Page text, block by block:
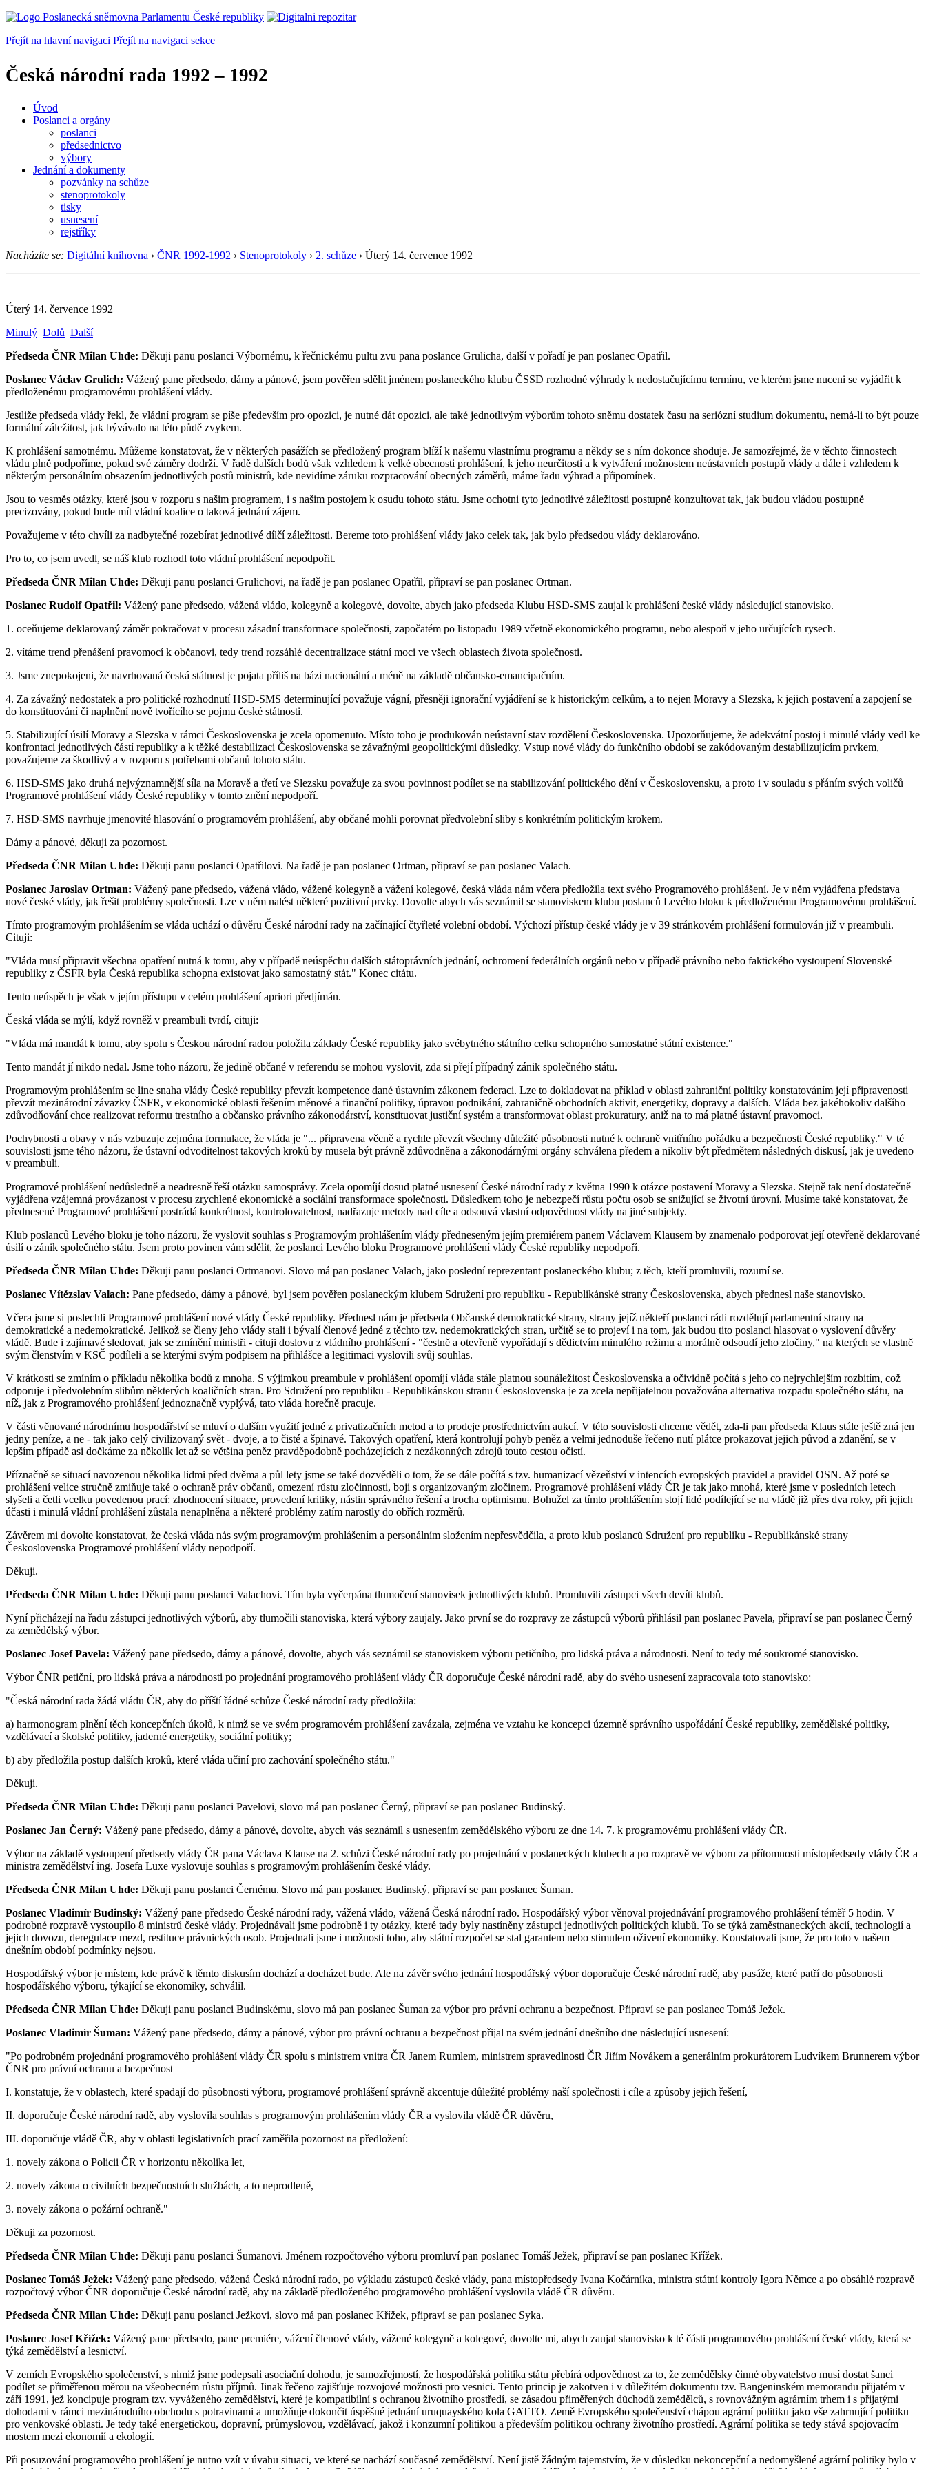
Přejít na hlavní navigaci Přejít na navigaci sekce
Česká národní rada 1992 – 1992
Úvod
Poslanci a orgány
poslanci
předsednictvo
výbory
Jednání a dokumenty
pozvánky na schůze
stenoprotokoly
tisky
usnesení
rejstříky
Nacházíte se: Digitální knihovna › ČNR 1992-1992 › Stenoprotokoly › 2. schůze › Úterý 14. července 1992
Úterý 14. července 1992
Minulý Dolů Další
Předseda ČNR Milan Uhde: Děkuji panu poslanci Výbornému, k řečnickému pultu zvu pana poslance Grulicha, další v pořadí je pan poslanec Opatřil.
Poslanec Václav Grulich: Vážený pane předsedo, dámy a pánové, jsem pověřen sdělit jménem poslaneckého klubu ČSSD rozhodné výhrady k nedostačujícímu termínu, ve kterém jsme nuceni se vyjádřit k
předloženému programovému prohlášení vlády.
Jestliže předseda vlády řekl, že vládní program se píše především pro opozici, je nutné dát opozici, ale také jednotlivým výborům tohoto sněmu dostatek času na seriózní studium dokumentu, nemá-li to být pouze
formální záležitost, jak bývávalo na této půdě zvykem.
K prohlášení samotnému. Můžeme konstatovat, že v některých pasážích se předložený program blíží k našemu vlastnímu programu a někdy se s ním dokonce shoduje. Je samozřejmé, že v těchto činnostech
vládu plně podpoříme, pokud své záměry dodrží. V řadě dalších bodů však vzhledem k velké obecnosti prohlášení, k jeho neurčitosti a k vytváření možnostem neústavních postupů vlády a dále i vzhledem k
některým personálním obsazením jednotlivých postů ministrů, kde nevidíme záruku rozpracování obecných záměrů, máme řadu výhrad a připomínek.
Jsou to vesměs otázky, které jsou v rozporu s našim programem, i s našim postojem k osudu tohoto státu. Jsme ochotni tyto jednotlivé záležitosti postupně konzultovat tak, jak budou vládou postupně
precizovány, pokud bude mít vládní koalice o taková jednání zájem.
Považujeme v této chvíli za nadbytečné rozebírat jednotlivé dílčí záležitosti. Bereme toto prohlášení vlády jako celek tak, jak bylo předsedou vlády deklarováno.
Pro to, co jsem uvedl, se náš klub rozhodl toto vládní prohlášení nepodpořit.
Předseda ČNR Milan Uhde: Děkuji panu poslanci Grulichovi, na řadě je pan poslanec Opatřil, připraví se pan poslanec Ortman.
Poslanec Rudolf Opatřil: Vážený pane předsedo, vážená vládo, kolegyně a kolegové, dovolte, abych jako předseda Klubu HSD-SMS zaujal k prohlášení české vlády následující stanovisko.
1. oceňujeme deklarovaný záměr pokračovat v procesu zásadní transformace společnosti, započatém po listopadu 1989 včetně ekonomického programu, nebo alespoň v jeho určujících rysech.
2. vítáme trend přenášení pravomocí k občanovi, tedy trend rozsáhlé decentralizace státní moci ve všech oblastech života společnosti.
3. Jsme znepokojeni, že navrhovaná česká státnost je pojata příliš na bázi nacionální a méně na základě občansko-emancipačním.
4. Za závažný nedostatek a pro politické rozhodnutí HSD-SMS determinující považuje vágní, přesněji ignorační vyjádření se k historickým celkům, a to nejen Moravy a Slezska, k jejich postavení a zapojení se
do konstituování či naplnění nově tvořícího se pojmu české státnosti.
5. Stabilizující úsilí Moravy a Slezska v rámci Československa je zcela opomenuto. Místo toho je produkován neústavní stav rozdělení Československa. Upozorňujeme, že adekvátní postoj i minulé vlády vedl ke
konfrontaci jednotlivých částí republiky a k těžké destabilizaci Československa se závažnými geopolitickými důsledky. Vstup nové vlády do funkčního období se zakódovaným destabilizujícím prvkem,
považujeme za škodlivý a v rozporu s potřebami občanů tohoto státu.
6. HSD-SMS jako druhá nejvýznamnější síla na Moravě a třetí ve Slezsku považuje za svou povinnost podílet se na stabilizování politického dění v Československu, a proto i v souladu s přáním svých voličů
Programové prohlášení vlády České republiky v tomto znění nepodpoří.
7. HSD-SMS navrhuje jmenovité hlasování o programovém prohlášení, aby občané mohli porovnat předvolební sliby s konkrétním politickým krokem.
Dámy a pánové, děkuji za pozornost.
Předseda ČNR Milan Uhde: Děkuji panu poslanci Opatřilovi. Na řadě je pan poslanec Ortman, připraví se pan poslanec Valach.
Poslanec Jaroslav Ortman: Vážený pane předsedo, vážená vládo, vážené kolegyně a vážení kolegové, česká vláda nám včera předložila text svého Programového prohlášení. Je v něm vyjádřena představa
nové české vlády, jak řešit problémy společnosti. Lze v něm nalést některé pozitivní prvky. Dovolte abych vás seznámil se stanoviskem klubu poslanců Levého bloku k předloženému Programovému prohlášení.
Tímto programovým prohlášením se vláda uchází o důvěru České národní rady na začínající čtyřleté volební období. Výchozí přístup české vlády je v 39 stránkovém prohlášení formulován již v preambuli.
Cituji:
"Vláda musí připravit všechna opatření nutná k tomu, aby v případě neúspěchu dalších státoprávních jednání, ochromení federálních orgánů nebo v případě právního nebo faktického vystoupení Slovenské
republiky z ČSFR byla Česká republika schopna existovat jako samostatný stát." Konec citátu.
Tento neúspěch je však v jejím přístupu v celém prohlášení apriori předjímán.
Česká vláda se mýlí, když rovněž v preambuli tvrdí, cituji:
"Vláda má mandát k tomu, aby spolu s Českou národní radou položila základy České republiky jako svébytného státního celku schopného samostatné státní existence."
Tento mandát jí nikdo nedal. Jsme toho názoru, že jedině občané v referendu se mohou vyslovit, zda si přejí případný zánik společného státu.
Programovým prohlášením se line snaha vlády České republiky převzít kompetence dané ústavním zákonem federaci. Lze to dokladovat na příklad v oblasti zahraniční politiky konstatováním její připravenosti
převzít mezinárodní závazky ČSFR, v ekonomické oblasti řešením měnové a finanční politiky, úpravou podnikání, zahraničně obchodních aktivit, energetiky, dopravy a dalších. Vláda bez jakéhokoliv dalšího
zdůvodňování chce realizovat reformu trestního a občansko právního zákonodárství, konstituovat justiční systém a transformovat oblast prokuratury, aniž na to má platné ústavní pravomoci.
Pochybnosti a obavy v nás vzbuzuje zejména formulace, že vláda je "... připravena věcně a rychle převzít všechny důležité působnosti nutné k ochraně vnitřního pořádku a bezpečnosti České republiky." V té
souvislosti jsme tého názoru, že ústavní odvoditelnost takových kroků by musela být právně zdůvodněna a zákonodárnými orgány schválena předem a nikoliv být předmětem následných diskusí, jak je uvedeno
v preambuli.
Programové prohlášení nedůsledně a neadresně řeší otázku samosprávy. Zcela opomíjí dosud platné usnesení České národní rady z května 1990 k otázce postavení Moravy a Slezska. Stejně tak není dostatečně
vyjádřena vzájemná provázanost v procesu zrychlené ekonomické a sociální transformace společnosti. Důsledkem toho je nebezpečí růstu počtu osob se snižující se životní úrovní. Musíme také konstatovat, že
přednesené Programové prohlášení postrádá konkrétnost, kontrolovatelnost, nadřazuje metody nad cíle a odsouvá vlastní odpovědnost vlády na jiné subjekty.
Klub poslanců Levého bloku je toho názoru, že vyslovit souhlas s Programovým prohlášením vlády předneseným jejím premiérem panem Václavem Klausem by znamenalo podporovat její otevřeně deklarované
úsilí o zánik společného státu. Jsem proto povinen vám sdělit, že poslanci Levého bloku Programové prohlášení vlády České republiky nepodpoří.
Předseda ČNR Milan Uhde: Děkuji panu poslanci Ortmanovi. Slovo má pan poslanec Valach, jako poslední reprezentant poslaneckého klubu; z těch, kteří promluvili, rozumí se.
Poslanec Vítězslav Valach: Pane předsedo, dámy a pánové, byl jsem pověřen poslaneckým klubem Sdružení pro republiku - Republikánské strany Československa, abych přednesl naše stanovisko.
Včera jsme si poslechli Programové prohlášení nové vlády České republiky. Přednesl nám je předseda Občanské demokratické strany, strany jejíž někteří poslanci rádi rozdělují parlamentní strany na
demokratické a nedemokratické. Jelikož se členy jeho vlády stali i bývalí členové jedné z těchto tzv. nedemokratických stran, určitě se to projeví i na tom, jak budou tito poslanci hlasovat o vyslovení důvěry
vládě. Bude i zajímavé sledovat, jak se zmínění ministři - cituji doslovu z vládního prohlášení - "čestně a otevřeně vypořádají s dědictvím minulého režimu a morálně odsoudí jeho zločiny," na kterých se vlastně
svým členstvím v KSČ podíleli a se kterými svým podpisem na přihlášce a legitimaci vyslovili svůj souhlas.
V krátkosti se zmíním o příkladu několika bodů z mnoha. S výjimkou preambule v prohlášení opomíjí vláda stále platnou sounáležitost Československa a očividně počítá s jeho co nejrychlejším rozbitím, což
odporuje i předvolebním slibům některých koaličních stran. Pro Sdružení pro republiku - Republikánskou stranu Československa je za zcela nepřijatelnou považována alternativa rozpadu společného státu, na
níž, jak z Programového prohlášení jednoznačně vyplývá, tato vláda horečně pracuje.
V části věnované národnímu hospodářství se mluví o dalším využití jedné z privatizačních metod a to prodeje prostřednictvím aukcí. V této souvislosti chceme vědět, zda-li pan předseda Klaus stále ještě zná jen
jedny peníze, a ne - tak jako celý civilizovaný svět - dvoje, a to čisté a špinavé. Takových opatření, která kontrolují pohyb peněz a velmi jednoduše řečeno nutí plátce prokazovat jejich původ a zdanění, se v
lepším případě asi dočkáme za několik let až se většina peněz pravděpodobně pocházejících z nezákonných zdrojů touto cestou očistí.
Příznačně se situací navozenou několika lidmi před dvěma a půl lety jsme se také dozvěděli o tom, že se dále počítá s tzv. humanizací vězeňství v intencích evropských pravidel a pravidel OSN. Až poté se
prohlášení velice stručně zmiňuje také o ochraně práv občanů, omezení růstu zločinnosti, boji s organizovaným zločinem. Programové prohlášení vlády ČR je tak jako mnohá, které jsme v posledních letech
slyšeli a četli vcelku povedenou prací: zhodnocení situace, provedení kritiky, nástin správného řešení a trocha optimismu. Bohužel za tímto prohlášením stojí lidé podílející se na vládě již přes dva roky, při jejich
účasti i minulá vládní prohlášení zůstala nenaplněna a některé problémy zatím narostly do obřích rozměrů.
Závěrem mi dovolte konstatovat, že česká vláda nás svým programovým prohlášením a personálním složením nepřesvědčila, a proto klub poslanců Sdružení pro republiku - Republikánské strany
Československa Programové prohlášení vlády nepodpoří.
Děkuji.
Předseda ČNR Milan Uhde: Děkuji panu poslanci Valachovi. Tím byla vyčerpána tlumočení stanovisek jednotlivých klubů. Promluvili zástupci všech devíti klubů.
Nyní přicházejí na řadu zástupci jednotlivých výborů, aby tlumočili stanoviska, která výbory zaujaly. Jako první se do rozpravy ze zástupců výborů přihlásil pan poslanec Pavela, připraví se pan poslanec Černý
za zemědělský výbor.
Poslanec Josef Pavela: Vážený pane předsedo, dámy a pánové, dovolte, abych vás seznámil se stanoviskem výboru petičního, pro lidská práva a národnosti. Není to tedy mé soukromé stanovisko.
Výbor ČNR petiční, pro lidská práva a národnosti po projednání programového prohlášení vlády ČR doporučuje České národní radě, aby do svého usnesení zapracovala toto stanovisko:
"Česká národní rada žádá vládu ČR, aby do příští řádné schůze České národní rady předložila:
a) harmonogram plnění těch koncepčních úkolů, k nimž se ve svém programovém prohlášení zavázala, zejména ve vztahu ke koncepci územně správního uspořádání České republiky, zemědělské politiky,
vzdělávací a školské politiky, jaderné energetiky, sociální politiky;
b) aby předložila postup dalších kroků, které vláda učiní pro zachování společného státu."
Děkuji.
Předseda ČNR Milan Uhde: Děkuji panu poslanci Pavelovi, slovo má pan poslanec Černý, připraví se pan poslanec Budinský.
Poslanec Jan Černý: Vážený pane předsedo, dámy a pánové, dovolte, abych vás seznámil s usnesením zemědělského výboru ze dne 14. 7. k programovému prohlášení vlády ČR.
Výbor na základě vystoupení předsedy vlády ČR pana Václava Klause na 2. schůzi České národní rady po projednání v poslaneckých klubech a po rozpravě ve výboru za přítomnosti místopředsedy vlády ČR a
ministra zemědělství ing. Josefa Luxe vyslovuje souhlas s programovým prohlášením české vlády.
Předseda ČNR Milan Uhde: Děkuji panu poslanci Černému. Slovo má pan poslanec Budinský, připraví se pan poslanec Šuman.
Poslanec Vladimír Budinský: Vážený pane předsedo České národní rady, vážená vládo, vážená Česká národní rado. Hospodářský výbor věnoval projednávání programového prohlášení téměř 5 hodin. V
podrobné rozpravě vystoupilo 8 ministrů české vlády. Projednávali jsme podrobně i ty otázky, které tady byly nastíněny zástupci jednotlivých politických klubů. To se týká zaměstnaneckých akcií, technologií a
jejich dovozu, deregulace mezd, restituce právnických osob. Projednali jsme i možnosti toho, aby státní rozpočet se stal garantem nebo stimulem oživení ekonomiky. Konstatovali jsme, že pro toto v našem
dnešním období podmínky nejsou.
Hospodářský výbor je místem, kde právě k těmto diskusím dochází a docházet bude. Ale na závěr svého jednání hospodářský výbor doporučuje České národní radě, aby pasáže, které patří do působnosti
hospodářského výboru, týkající se ekonomiky, schválil.
Předseda ČNR Milan Uhde: Děkuji panu poslanci Budinskému, slovo má pan poslanec Šuman za výbor pro právní ochranu a bezpečnost. Připraví se pan poslanec Tomáš Ježek.
Poslanec Vladimír Šuman: Vážený pane předsedo, dámy a pánové, výbor pro právní ochranu a bezpečnost přijal na svém jednání dnešního dne následující usnesení:
"Po podrobném projednání programového prohlášení vlády ČR spolu s ministrem vnitra ČR Janem Rumlem, ministrem spravedlnosti ČR Jiřím Novákem a generálním prokurátorem Ludvíkem Brunnerem výbor
ČNR pro právní ochranu a bezpečnost
I. konstatuje, že v oblastech, které spadají do působnosti výboru, programové prohlášení správně akcentuje důležité problémy naší společnosti i cíle a způsoby jejich řešení,
II. doporučuje České národní radě, aby vyslovila souhlas s programovým prohlášením vlády ČR a vyslovila vládě ČR důvěru,
III. doporučuje vládě ČR, aby v oblasti legislativních prací zaměřila pozornost na předložení:
1. novely zákona o Policii ČR v horizontu několika let,
2. novely zákona o civilních bezpečnostních službách, a to neprodleně,
3. novely zákona o požární ochraně."
Děkuji za pozornost.
Předseda ČNR Milan Uhde: Děkuji panu poslanci Šumanovi. Jménem rozpočtového výboru promluví pan poslanec Tomáš Ježek, připraví se pan poslanec Křížek.
Poslanec Tomáš Ježek: Vážený pane předsedo, vážená Česká národní rado, po výkladu zástupců české vlády, pana místopředsedy Ivana Kočárníka, ministra státní kontroly Igora Němce a po obsáhlé rozpravě
rozpočtový výbor ČNR doporučuje České národní radě, aby na základě předloženého programového prohlášení vyslovila vládě ČR důvěru.
Předseda ČNR Milan Uhde: Děkuji panu poslanci Ježkovi, slovo má pan poslanec Křížek, připraví se pan poslanec Syka.
Poslanec Josef Křížek: Vážený pane předsedo, pane premiére, vážení členové vlády, vážené kolegyně a kolegové, dovolte mi, abych zaujal stanovisko k té části programového prohlášení české vlády, která se
týká zemědělství a lesnictví.
V zemích Evropského společenství, s nimiž jsme podepsali asociační dohodu, je samozřejmostí, že hospodářská politika státu přebírá odpovědnost za to, že zemědělsky činné obyvatelstvo musí dostat šanci
podílet se přiměřenou měrou na všeobecném růstu příjmů. Jinak řečeno zajišťuje rozvojové možnosti pro vesnici. Tento princip je zakotven i v důležitém dokumentu tzv. Bangeninském memorandu přijatém v
září 1991, jež koncipuje program tzv. vyváženého zemědělství, které je kompatibilní s ochranou životního prostředí, se zásadou přiměřených důchodů zemědělců, s rovnovážným agrárním trhem i s přijatými
dohodami v rámci mezinárodního obchodu s potravinami a umožňuje dokončit úspěšné jednání uruquayského kola GATTO. Země Evropského společenství chápou agrární politiku jako vše zahrnující politiku
pro venkovské oblasti. Je tedy také energetickou, dopravní, průmyslovou, vzdělávací, jakož i konzumní politikou a především politikou ochrany životního prostředí. Agrární politika se tedy stává spojovacím
mostem mezi ekonomií a ekologií.
Při posuzování programového prohlášení je nutno vzít v úvahu situaci, ve které se nachází současné zemědělství. Není jistě žádným tajemstvím, že v důsledku nekoncepční a nedomyšlené agrární politiky bylo v